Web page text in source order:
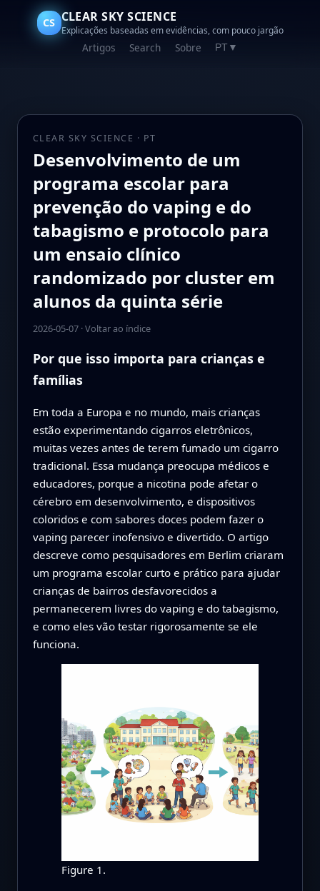
CS CLEAR SKY SCIENCE
Explicações baseadas em evidências, com pouco jargão
Artigos Search Sobre PT ▼
CLEAR SKY SCIENCE · PT
Desenvolvimento de um
programa escolar para
prevenção do vaping e do
tabagismo e protocolo para
um ensaio clínico
randomizado por cluster em
alunos da quinta série
2026-05-07·Voltar ao índice
Por que isso importa para crianças e
famílias
Em toda a Europa e no mundo, mais crianças
estão experimentando cigarros eletrônicos,
muitas vezes antes de terem fumado um cigarro
tradicional. Essa mudança preocupa médicos e
educadores, porque a nicotina pode afetar o
cérebro em desenvolvimento, e dispositivos
coloridos e com sabores doces podem fazer o
vaping parecer inofensivo e divertido. O artigo
descreve como pesquisadores em Berlim criaram
um programa escolar curto e prático para ajudar
crianças de bairros desfavorecidos a
permanecerem livres do vaping e do tabagismo,
e como eles vão testar rigorosamente se ele
funciona.
Figure 1.